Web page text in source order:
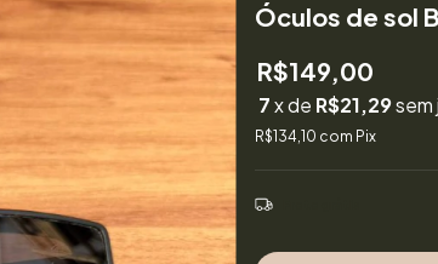
Óculos de sol
R$149,00
7x de R$21,29sem
R$134,10 com Pix